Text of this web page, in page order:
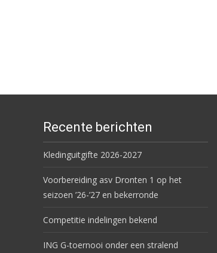
Recente berichten
Kledinguitgifte 2026-2027
Voorbereiding asv Dronten 1 op het
seizoen ’26-’27 en bekerronde
Competitie indelingen bekend
ING G-toernooi onder een stralend